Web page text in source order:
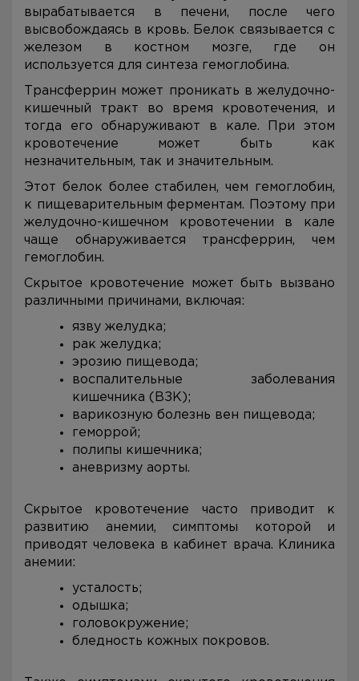
вырабатывается в печени, после чего
высвобождаясь в кровь. Белок связывается с
железом в костном мозге, где он
используется для синтеза гемоглобина.
Трансферрин может проникать в желудочно-
кишечный тракт во время кровотечения, и
тогда его обнаруживают в кале. При этом
кровотечение может быть как
незначительным, так и значительным.
Этот белок более стабилен, чем гемоглобин,
к пищеварительным ферментам. Поэтому при
желудочно-кишечном кровотечении в кале
чаще обнаруживается трансферрин, чем
гемоглобин.
Скрытое кровотечение может быть вызвано
различными причинами, включая:
язву желудка;
рак желудка;
эрозию пищевода;
воспалительные заболевания
кишечника (ВЗК);
варикозную болезнь вен пищевода;
геморрой;
полипы кишечника;
аневризму аорты.
Скрытое кровотечение часто приводит к
развитию анемии, симптомы которой и
приводят человека в кабинет врача. Клиника
анемии:
усталость;
одышка;
головокружение;
бледность кожных покровов.